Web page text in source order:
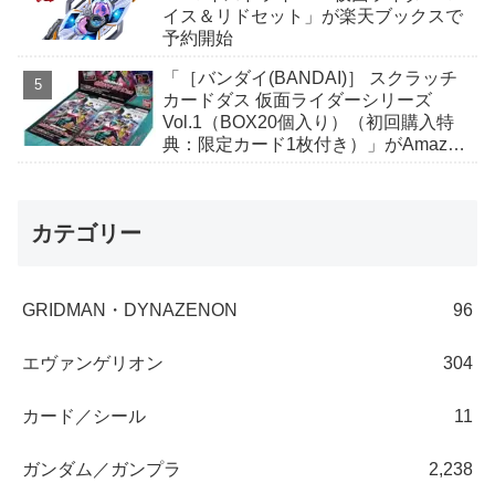
イス＆リドセット」が楽天ブックスで
予約開始
「［バンダイ(BANDAI)］ スクラッチ
カードダス 仮面ライダーシリーズ
Vol.1（BOX20個入り）（初回購入特
典：限定カード1枚付き）」がAmazon
カテゴリー
GRIDMAN・DYNAZENON 96
エヴァンゲリオン 304
カード／シール 11
ガンダム／ガンプラ 2,238